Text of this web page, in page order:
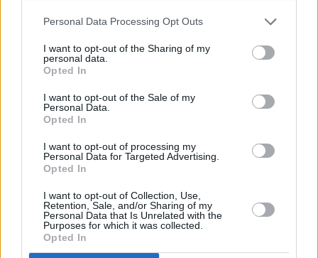
Personal Data Processing Opt Outs
I want to opt-out of the Sharing of my
personal data.
Opted In
I want to opt-out of the Sale of my
Personal Data.
Opted In
I want to opt-out of processing my
Personal Data for Targeted Advertising.
Opted In
I want to opt-out of Collection, Use,
Retention, Sale, and/or Sharing of my
Personal Data that Is Unrelated with the
Purposes for which it was collected.
Opted In